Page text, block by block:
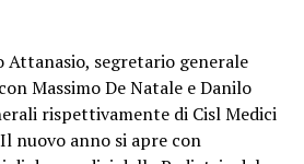
segretario generale
Massimo De Natale e Danilo
rispettivamente di Cisl Medici
nuovo anno si apre con